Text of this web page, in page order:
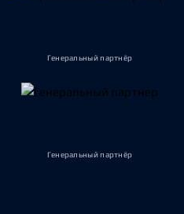
Генеральный партнёр
Генеральный партнёр